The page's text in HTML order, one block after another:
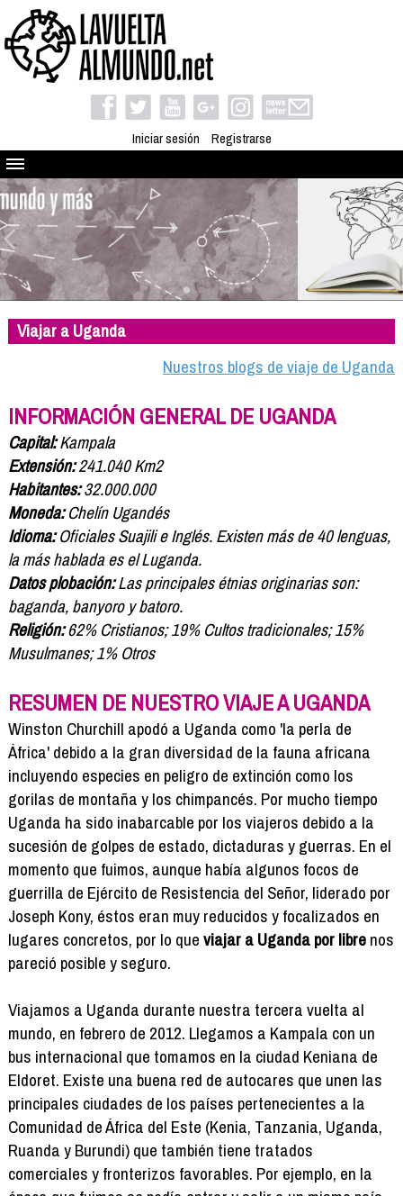
Iniciar sesión Registrarse
Quienes somos
El proyecto
Blog
Viaja con nosotros
Camino solidario
Libros
Formación
Info viajeros
Contactar
Viajar a Uganda
Nuestros blogs de viaje de Uganda
INFORMACIÓN GENERAL DE UGANDA
Capital:Kampala
Extensión:241.040 Km2
Habitantes:32.000.000
Moneda:Chelín Ugandés
Idioma:Oficiales Suajili e Inglés. Existen más de 40 lenguas,
la más hablada es el Luganda.
Datos plobación:Las principales étnias originarias son:
baganda, banyoro y batoro.
Religión:62% Cristianos; 19% Cultos tradicionales; 15%
Musulmanes; 1% Otros
RESUMEN DE NUESTRO VIAJE A UGANDA
Winston Churchill apodó a Uganda como 'la perla de
África' debido a la gran diversidad de la fauna africana
incluyendo especies en peligro de extinción como los
gorilas de montaña y los chimpancés. Por mucho tiempo
Uganda ha sido inabarcable por los viajeros debido a la
sucesión de golpes de estado, dictaduras y guerras. En el
momento que fuimos, aunque había algunos focos de
guerrilla de Ejército de Resistencia del Señor, liderado por
Joseph Kony, éstos eran muy reducidos y focalizados en
lugares concretos, por lo queviajar a Uganda por librenos
pareció posible y seguro.
Viajamos a Uganda durante nuestra tercera vuelta al
mundo, en febrero de 2012. Llegamos a Kampala con un
bus internacional que tomamos en la ciudad Keniana de
Eldoret. Existe una buena red de autocares que unen las
principales ciudades de los países pertenecientes a la
Comunidad de África del Este (Kenia, Tanzania, Uganda,
Ruanda y Burundi) que también tiene tratados
comerciales y fronterizos favorables. Por ejemplo, en la